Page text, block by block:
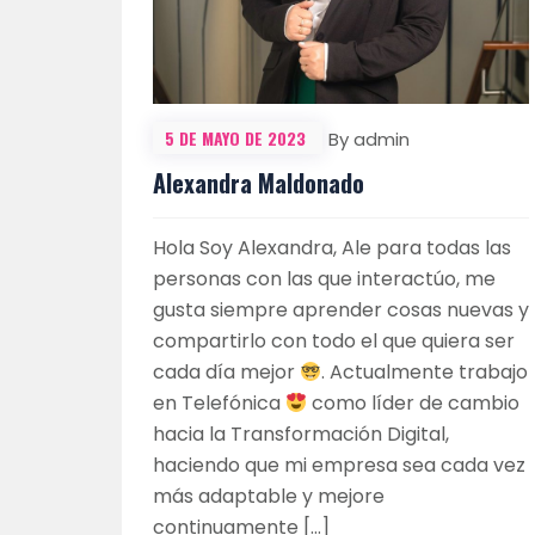
5 DE MAYO DE 2023 By admin
Alexandra Maldonado
Hola Soy Alexandra, Ale para todas las
personas con las que interactúo, me
gusta siempre aprender cosas nuevas y
compartirlo con todo el que quiera ser
cada día mejor
. Actualmente trabajo
en Telefónica
como líder de cambio
hacia la Transformación Digital,
haciendo que mi empresa sea cada vez
más adaptable y mejore
continuamente […]